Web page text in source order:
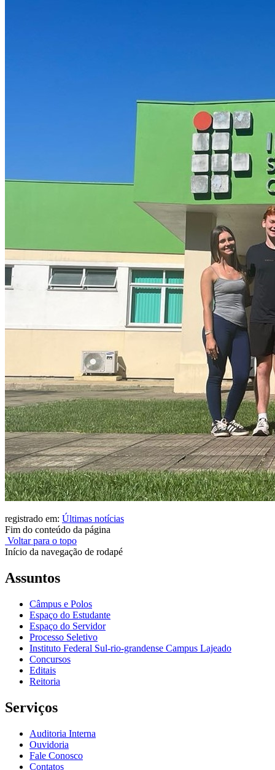
registrado em: Últimas notícias
Fim do conteúdo da página
Voltar para o topo
Início da navegação de rodapé
Assuntos
Câmpus e Polos
Espaço do Estudante
Espaço do Servidor
Processo Seletivo
Instituto Federal Sul-rio-grandense Campus Lajeado
Concursos
Editais
Reitoria
Serviços
Auditoria Interna
Ouvidoria
Fale Conosco
Contatos